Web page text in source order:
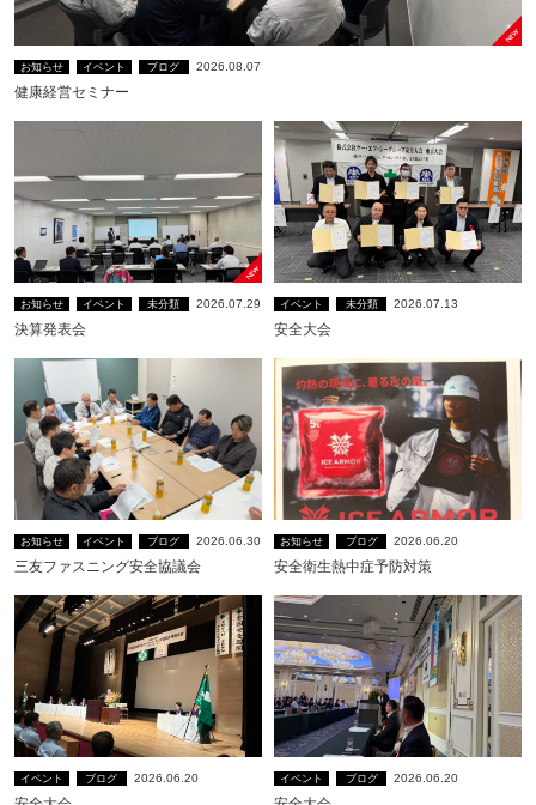
お知らせ イベント ブログ 2026.08.07
健康経営セミナー
お知らせ イベント 未分類 2026.07.29
決算発表会
イベント 未分類 2026.07.13
安全大会
お知らせ イベント ブログ 2026.06.30
三友ファスニング安全協議会
お知らせ ブログ 2026.06.20
安全衛生熱中症予防対策
イベント ブログ 2026.06.20 イベント ブログ 2026.06.20